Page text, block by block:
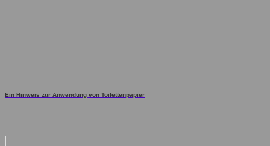
Ein Hinweis zur Anwendung von Toilettenpapier